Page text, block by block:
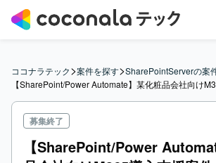
ココナラテック>案件を探す>SharePointServerの案
【SharePoint/Power Automate】某化粧品会社向け
募集終了
【SharePoint/Power